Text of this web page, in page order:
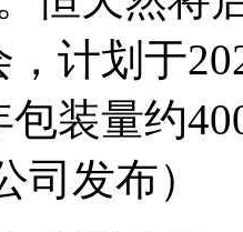
计划于
装量约
司发布）